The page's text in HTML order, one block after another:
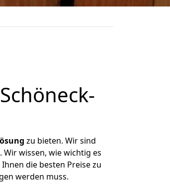
zu bieten. Wir sind
wissen, wie wichtig es
die besten Preise zu
werden muss.